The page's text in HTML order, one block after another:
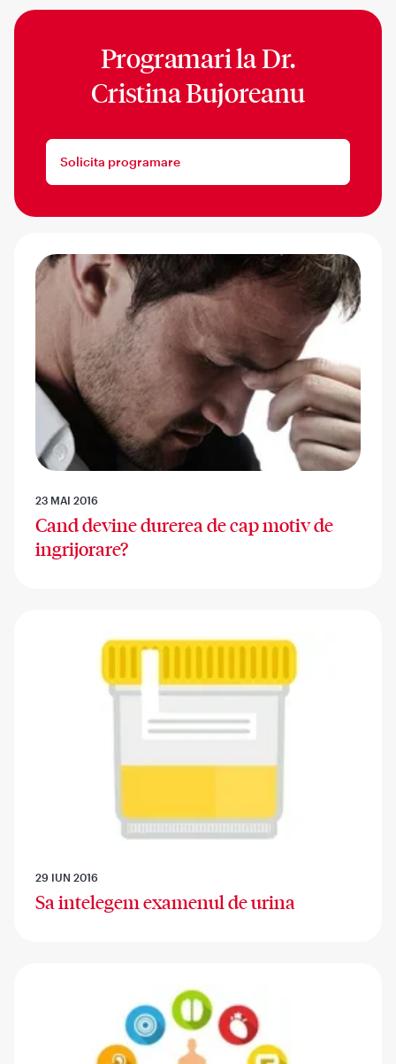
Programari laDr.
Cristina Bujoreanu
Solicita programare
23 MAI 2016
Cand devine durerea de cap motiv de
ingrijorare?
29 IUN 2016
Sa intelegem examenul de urina